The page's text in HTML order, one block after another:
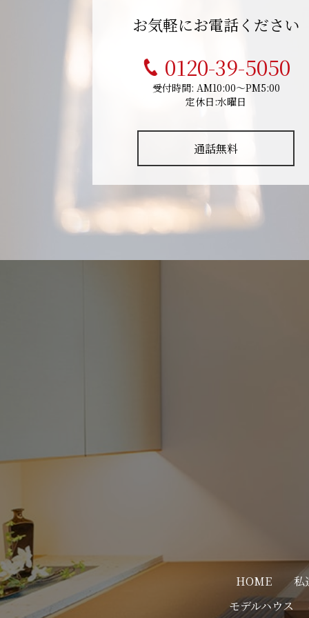
お気軽にお電話ください
0120-39-5050
受付時間: AM10:00～PM5:00
定休日:水曜日
通話無料
HOME
私
モデルハウス